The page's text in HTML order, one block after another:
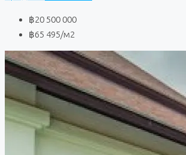
฿20 500 000
฿65 495/м2